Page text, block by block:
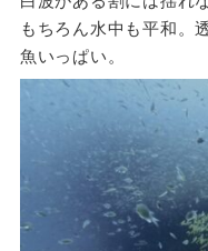
もちろん水中も平和。
魚いっぱい。